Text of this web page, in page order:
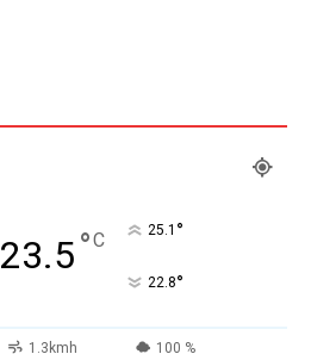
23.5°C 25.1 °
22.8°
1.3kmh 100 %